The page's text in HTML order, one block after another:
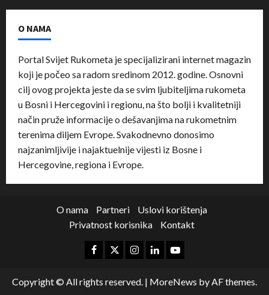
O NAMA
Portal Svijet Rukometa je specijalizirani internet magazin
koji je počeo sa radom sredinom 2012. godine. Osnovni
cilj ovog projekta jeste da se svim ljubiteljima rukometa
u Bosni i Hercegovini i regionu, na što bolji i kvalitetniji
način pruže informacije o dešavanjima na rukometnim
terenima diljem Evrope. Svakodnevno donosimo
najzanimljivije i najaktuelnije vijesti iz Bosne i
Hercegovine, regiona i Evrope.
O nama Partneri
Uslovi korištenja
Privatnost korisnika
Kontakt
Copyright © All rights reserved. | MoreNews by AF themes.